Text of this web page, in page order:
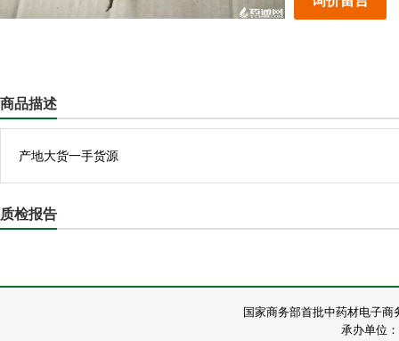
商品描述
产地大货一手货源
质检报告
国家商务部首批中药材电子
承办单位